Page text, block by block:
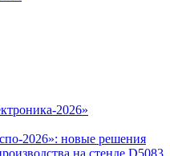
2026»
2026»: новые решения